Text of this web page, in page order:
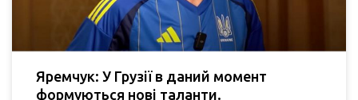
Яремчук: У Грузії в даний момент
формуються нові таланти.